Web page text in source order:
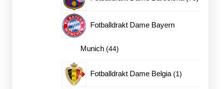
Fotballdrakt Dame Bayern
Munich 4444
produkter
Fotballdrakt Dame Belgia 11